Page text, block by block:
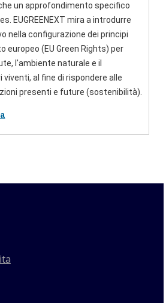
un approfondimento specifico
EUGREENEXT mira a introdurre
nella configurazione dei principi
europeo (EU Green Rights) per
l'ambiente naturale e il
viventi, al fine di rispondere alle
presenti e future (sostenibilità).